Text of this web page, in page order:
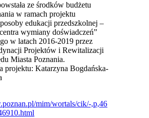
ze środków budżetu
w ramach projektu
edukacji przedszkolnej –
wymiany doświadczeń”
w latach 2016-2019 przez
Projektów i Rewitalizacji
Miasta Poznania.
projektu: Katarzyna Bogdańska-
mim/wortals/cik/-,p,46